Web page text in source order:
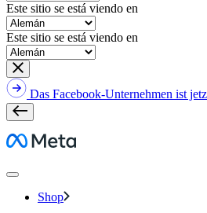
Este sitio se está viendo en
Este sitio se está viendo en
Das Facebook-Unternehmen ist
Meta
Shop